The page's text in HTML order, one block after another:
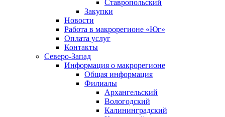
Ставропольский
Закупки
Новости
Работа в макрорегионе «Юг»
Оплата услуг
Контакты
Северо-Запад
Информация о макрорегионе
Общая информация
Филиалы
Архангельский
Вологодский
Калининградский